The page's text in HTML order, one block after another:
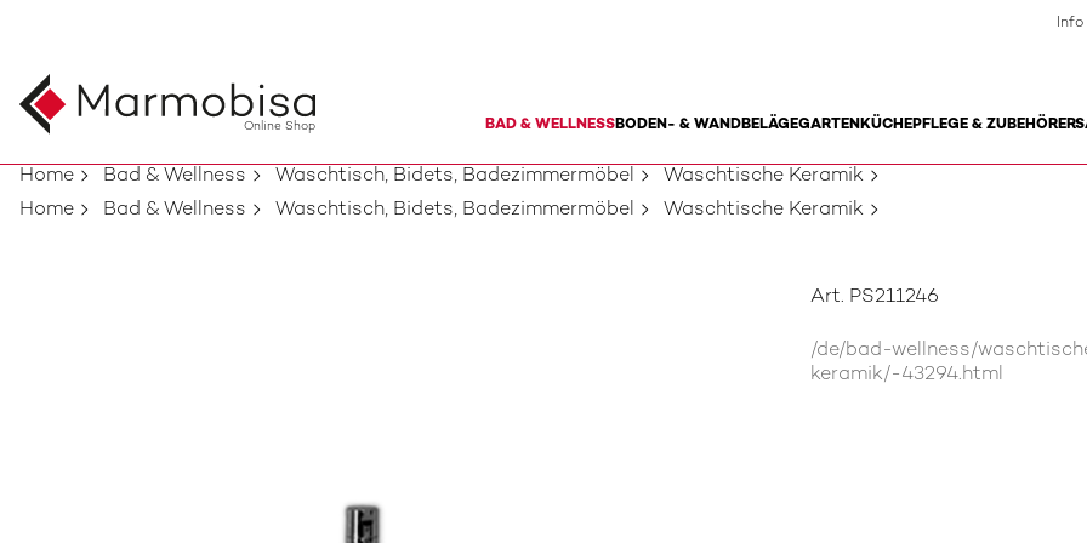
Online Shop BAD & WELLNESSBODEN- & WANDBELÄGEGARTENKÜCHEPFLEGE & ZUBEHÖR
Info
Home Bad & Wellness Waschtisch, Bidets, Badezimmermöbel
Waschtische Keramik
Home
Bad & Wellness Waschtisch, Bidets, Badezimmermöbel Waschtische Keramik
Art. PS211246
/de/bad-wellness/
keramik/-43294.html